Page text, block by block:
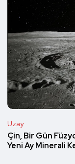
Uzay
Çin, Bir Gün
Yeni Ay Minerali